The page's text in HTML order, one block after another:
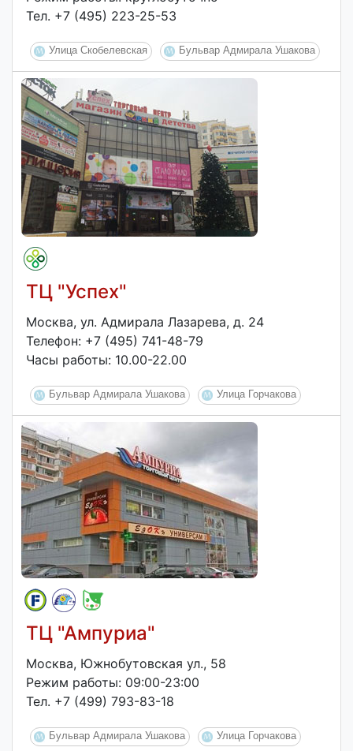
Тел. +7 (495) 223-25-53
Улица Скобелевская Бульвар Адмирала Ушакова
ТЦ "Успех"
Москва, ул. Адмирала Лазарева, д. 24
Телефон: +7 (495) 741-48-79
Часы работы: 10.00-22.00
Бульвар Адмирала Ушакова Улица Горчакова
ТЦ "Ампуриа"
Москва, Южнобутовская ул., 58
Режим работы: 09:00-23:00
Тел. +7 (499) 793-83-18
Бульвар Адмирала Ушакова Улица Горчакова